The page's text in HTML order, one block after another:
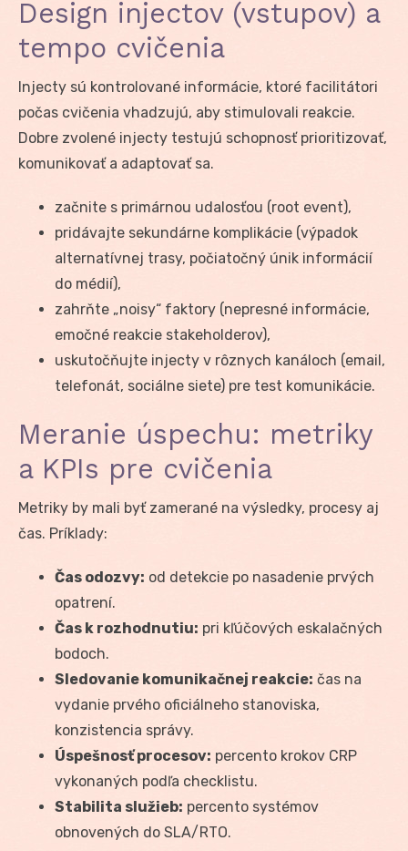
Design injectov (vstupov) a
tempo cvičenia
Injecty sú kontrolované informácie, ktoré facilitátori
počas cvičenia vhadzujú, aby stimulovali reakcie.
Dobre zvolené injecty testujú schopnosť prioritizovať,
komunikovať a adaptovať sa.
začnite s primárnou udalosťou (root event),
pridávajte sekundárne komplikácie (výpadok
alternatívnej trasy, počiatočný únik informácií
do médií),
zahrňte „noisy“ faktory (nepresné informácie,
emočné reakcie stakeholderov),
uskutočňujte injecty v rôznych kanáloch (email,
telefonát, sociálne siete) pre test komunikácie.
Meranie úspechu: metriky
a KPIs pre cvičenia
Metriky by mali byť zamerané na výsledky, procesy aj
čas. Príklady:
Čas odozvy: od detekcie po nasadenie prvých
opatrení.
Čas k rozhodnutiu: pri kľúčových eskalačných
bodoch.
Sledovanie komunikačnej reakcie: čas na
vydanie prvého oficiálneho stanoviska,
konzistencia správy.
Úspešnosť procesov: percento krokov CRP
vykonaných podľa checklistu.
Stabilita služieb: percento systémov
obnovených do SLA/RTO.